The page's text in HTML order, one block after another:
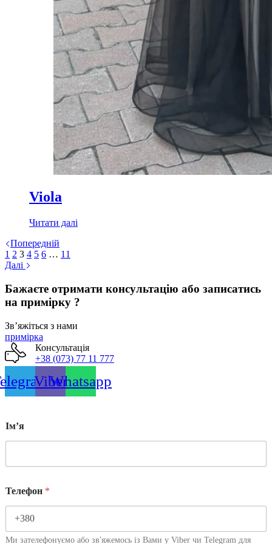
Viola
Читати далі
Попередній
1 2 3 4 5 6 … 11
Далі
Бажаєте отримати консультацію або записатись
на примірку ?
Звʼяжіться з нами
примірка
Консультація
+38 (073) 77 11 777
ViberWhatsapp
Імʼя
Телефон *
Ми зателефонуємо або зв'яжемось із Вами у Viber чи Telegram для